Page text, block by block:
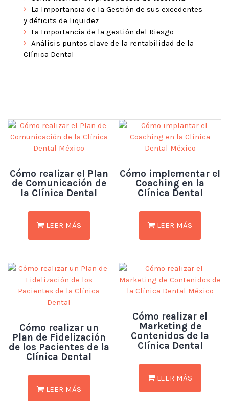
La Importancia de la Gestión de sus excedentes
y déficits de liquidez
La Importancia de la gestión del Riesgo
Análisis puntos clave de la rentabilidad de la
Clínica Dental
Cómo realizar el Plan
de Comunicación de
la Clínica Dental
LEER MÁS
Cómo implementar el
Coaching en la
Clínica Dental
LEER MÁS
Cómo realizar un
Plan de Fidelización
de los Pacientes de la
Clínica Dental
LEER MÁS
Cómo realizar el
Marketing de
Contenidos de la
Clínica Dental
LEER MÁS